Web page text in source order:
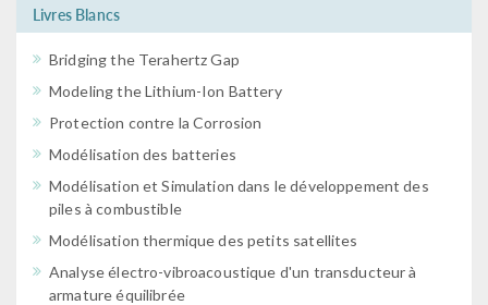
Livres Blancs
Bridging the Terahertz Gap
Modeling the Lithium-Ion Battery
Protection contre la Corrosion
Modélisation des batteries
Modélisation et Simulation dans le développement des
piles à combustible
Modélisation thermique des petits satellites
Analyse électro-vibroacoustique d'un transducteur à
armature équilibrée